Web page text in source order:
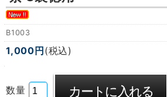
B1003
1,000円 (税込)
数量